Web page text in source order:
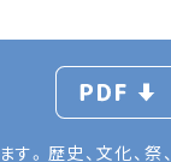
。歴史、文化、祭、